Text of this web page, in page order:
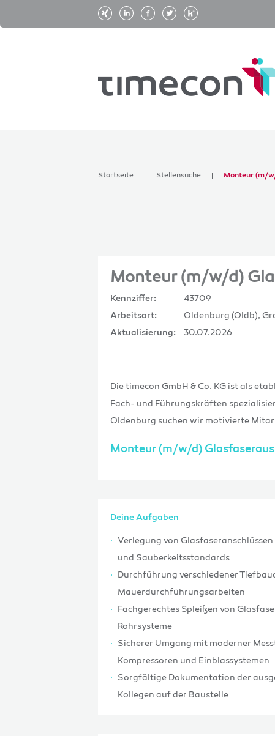
Startseite Stellensuche Monteur (m/
Monteur (m/w/d)
Kennziffer: 43709
Arbeitsort: Oldenburg (Oldb),
Aktualisierung: 30.07.2026
Die timecon GmbH & Co. KG ist als
Fach- und Führungskräften
Oldenburg suchen wir motivierte
Monteur (m/w/d)
Deine Aufgaben
Verlegung von
und Sauberkeitsstandards
Durchführung verschiedener
Mauerdurchführungsarbeiten
Fachgerechtes Spleißen von
Rohrsysteme
Sicherer Umgang mit moderner
Kompressoren und Einblassystemen
Sorgfältige Dokumentation der
Kollegen auf der Baustelle